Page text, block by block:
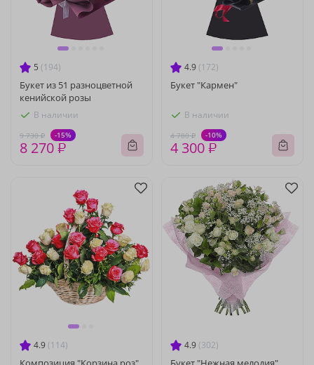
5 (194)
Букет из 51 разноцветной
кенийской розы
В наличии
9 730 ₽ -15%
8 270 ₽
4.9 (172)
Букет "Кармен"
В наличии
4 780 ₽ -10%
4 300 ₽
4.9 (114) 4.9 (302)